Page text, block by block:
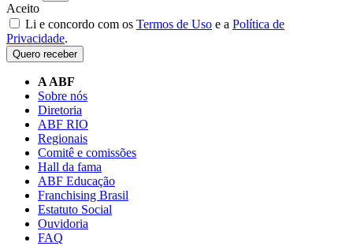
Aceito
Li e concordo com os Termos de Uso e a Política de
Privacidade.
Quero receber
A ABF
Sobre nós
Diretoria
ABF RIO
Regionais
Comitê e comissões
Hall da fama
ABF Educação
Franchising Brasil
Estatuto Social
Ouvidoria
FAQ